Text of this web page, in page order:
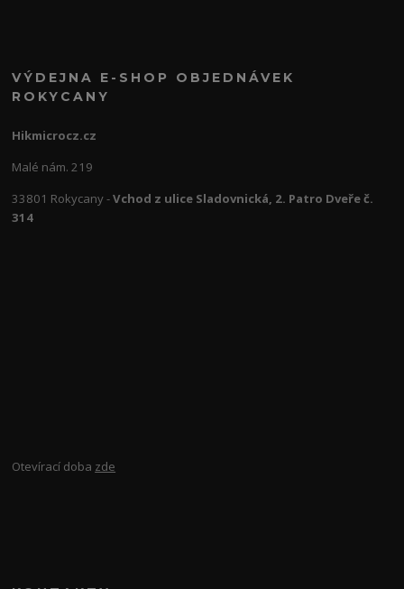
VÝDEJNA E-SHOP OBJEDNÁVEK
ROKYCANY
Hikmicrocz.cz
Malé nám. 219
33801 Rokycany -Vchod z ulice Sladovnická, 2. Patro Dveře č.
314
Otevírací doba zde